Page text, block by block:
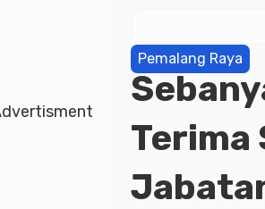
Pemalang Raya
Terima